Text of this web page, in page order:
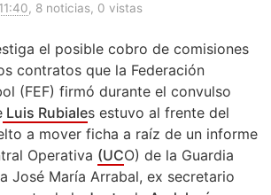
, 8 noticias, 0 vistas
el posible cobro de comisiones
contratos que la Federación
(FEF) firmó durante el convulso
Luis Rubiales estuvo al frente del
a mover ficha a raíz de un informe
Operativa (UCO) de la Guardia
José María Arrabal, ex secretario